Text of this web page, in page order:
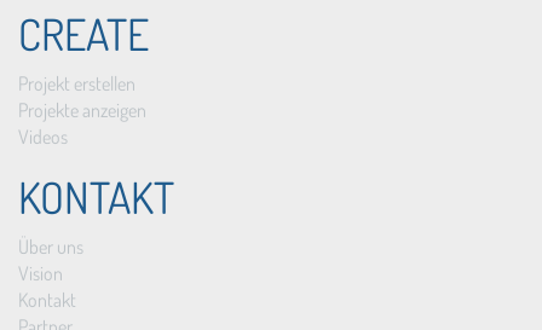
CREATE
Projekt erstellen
Projekte anzeigen
Videos
KONTAKT
Über uns
Vision
Kontakt